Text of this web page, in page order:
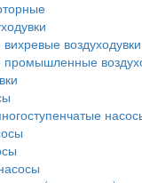
вихревые воздуходувки
промышленные